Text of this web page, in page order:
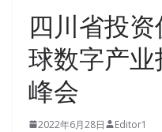
四川省投
球数字产业
峰会
2022年6月28日 Editor1